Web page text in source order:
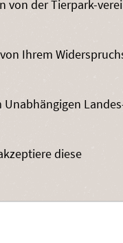
von der Tierpark-
Ihrem
diese